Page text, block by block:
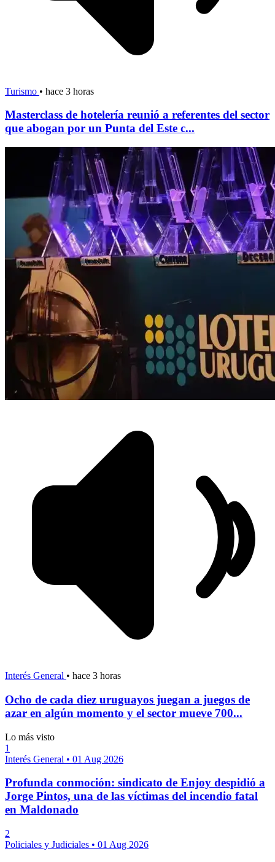
Turismo • hace 3 horas
Masterclass de hotelería reunió a referentes del sector
que abogan por un Punta del Este c...
Interés General • hace 3 horas
Ocho de cada diez uruguayos juegan a juegos de
azar en algún momento y el sector mueve 700...
Lo más visto
1
Interés General • 01 Aug 2026
Profunda conmoción: sindicato de Enjoy despidió a
Jorge Pintos, una de las víctimas del incendio fatal
en Maldonado
2
Policiales y Judiciales • 01 Aug 2026